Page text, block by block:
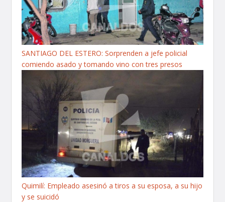
SANTIAGO DEL ESTERO: Sorprenden a jefe policial
comiendo asado y tomando vino con tres presos
Quimilí: Empleado asesinó a tiros a su esposa, a su hijo
y se suicidó